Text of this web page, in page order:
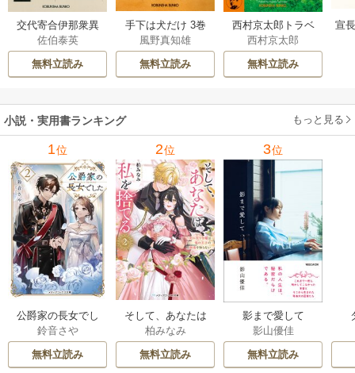
交代寄合伊那衆異
聞 15巻
佐伯泰英
無料立読み
手下は犬だけ 3巻
風野真知雄
無料立読み
西村京太郎トラベ
ルミステリー・セ
レクション 2巻
西村京太郎
無料立読み
宣
小説・実用書ランキング もっと見る
1位
公爵家の長女でし
た
鈴音さや
無料立読み
2位
そして、あなたは
私を捨てる
柏みなみ
無料立読み
3位
影まで愛して
影山優佳
無料立読み